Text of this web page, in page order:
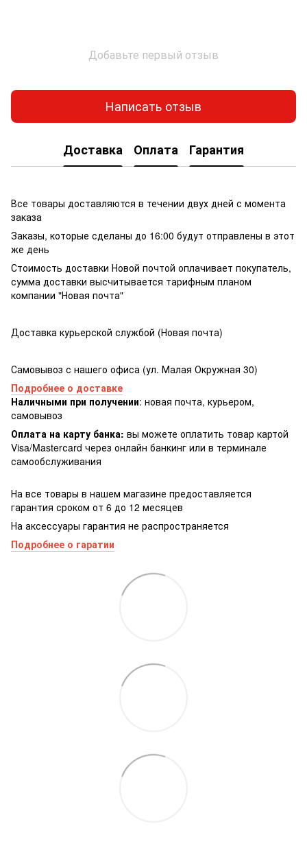
Добавьте первый отзыв
Написать отзыв
Доставка Оплата Гарантия
Все товары доставляются в течении двух дней с момента
заказа
Заказы, которые сделаны до 16:00 будут отправлены в этот
же день
Стоимость доставки Новой почтой оплачивает покупатель,
сумма доставки высчитывается тарифным планом
компании "Новая почта"
Доставка курьерской службой (Новая почта)
Самовывоз с нашего офиса (ул. Малая Окружная 30)
Подробнее о доставке
Наличными при получении: новая почта, курьером,
самовывоз
Оплата на карту банка: вы можете оплатить товар картой
Visa/Masterсard через онлайн банкинг или в терминале
самообслуживания
На все товары в нашем магазине предоставляется
гарантия сроком от 6 до 12 месяцев
На аксессуары гарантия не распространяется
Подробнее о гаратии